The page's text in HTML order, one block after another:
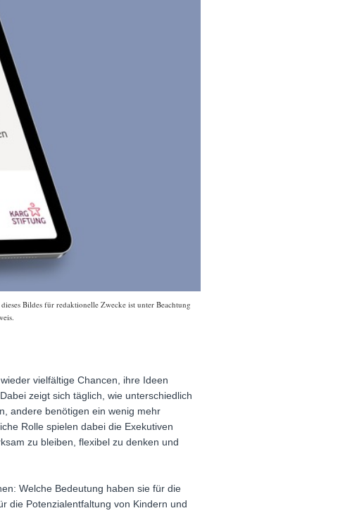
Bildes für redaktionelle Zwecke ist unter Beachtung
vielfältige Chancen, ihre Ideen
zeigt sich täglich, wie unterschiedlich
andere benötigen ein wenig mehr
Rolle spielen dabei die Exekutiven
zu bleiben, flexibel zu denken und
Welche Bedeutung haben sie für die
die Potenzialentfaltung von Kindern und